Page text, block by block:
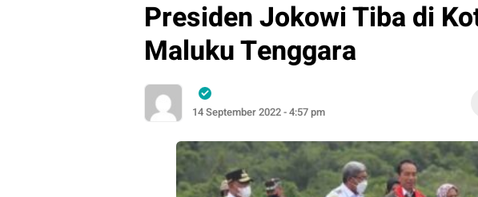
Presiden Jokowi Tiba di
Maluku Tenggara
14 September 2022 - 4:57 pm